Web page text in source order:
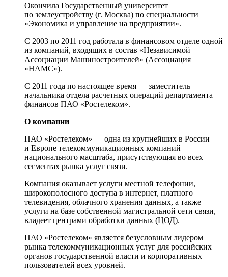
Окончила Государственный университет
по землеустройству (г. Москва) по специальности
«Экономика и управление на предприятии».
С 2003 по 2011 год работала в финансовом отделе одной
из компаний, входящих в состав «Независимой
Ассоциации Машиностроителей» (Ассоциация
«НАМС»).
С 2011 года по настоящее время — заместитель
начальника отдела расчетных операций департамента
финансов ПАО «Ростелеком».
О компании
ПАО «Ростелеком» — одна из крупнейших в России
и Европе телекоммуникационных компаний
национального масштаба, присутствующая во всех
сегментах рынка услуг связи.
Компания оказывает услуги местной телефонии,
широкополосного доступа в интернет, платного
телевидения, облачного хранения данных, а также
услуги на базе собственной магистральной сети связи,
владеет центрами обработки данных (ЦОД).
ПАО «Ростелеком» является безусловным лидером
рынка телекоммуникационных услуг для российских
органов государственной власти и корпоративных
пользователей всех уровней.